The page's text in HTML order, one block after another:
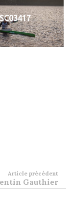
Article précédent
Gauthier